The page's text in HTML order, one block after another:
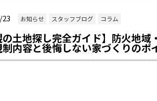
お知らせ スタッフブログ コラム
の土地探し完全ガイド】防火地域
内容と後悔しない家づくりのポ